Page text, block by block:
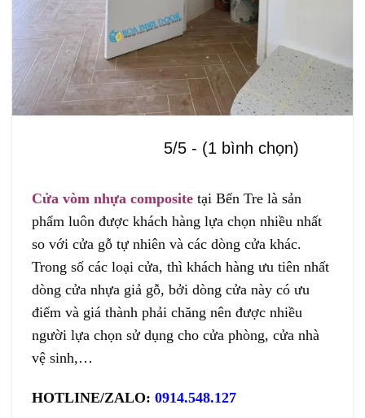
5/5 - (1 bình chọn)
Cửa vòm nhựa composite tại Bến Tre là sản
phẩm luôn được khách hàng lựa chọn nhiều nhất
so với cửa gỗ tự nhiên và các dòng cửa khác.
Trong số các loại cửa, thì khách hàng ưu tiên nhất
dòng cửa nhựa giả gỗ, bởi dòng cửa này có ưu
điểm và giá thành phải chăng nên được nhiều
người lựa chọn sử dụng cho cửa phòng, cửa nhà
vệ sinh,…
HOTLINE/ZALO: 0914.548.127